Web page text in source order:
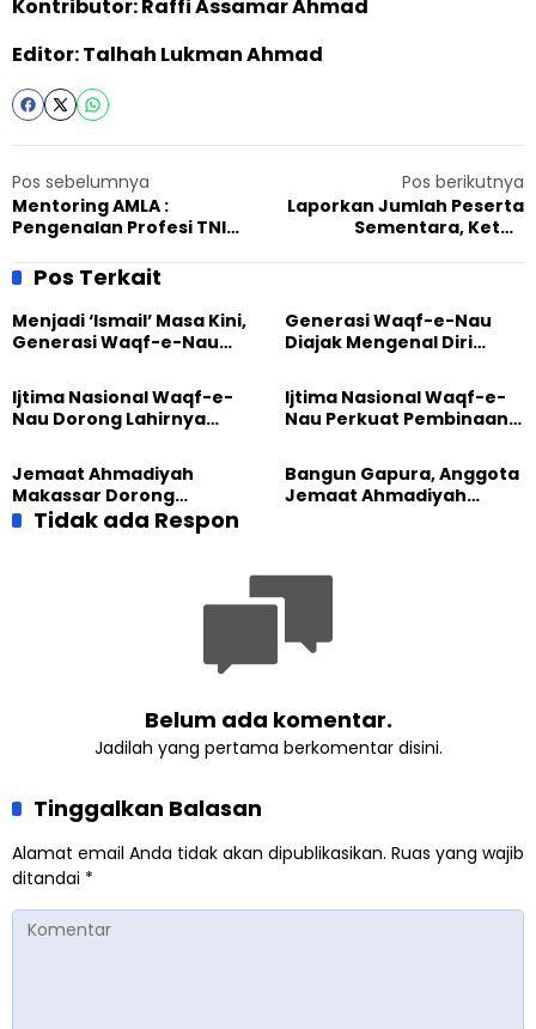
Kontributor: Raffi Assamar Ahmad
Editor: Talhah Lukman Ahmad
Pos sebelumnya
Mentoring AMLA :
Pengenalan Profesi TNI
Pos berikutnya
Laporkan Jumlah Peserta
Sementara, Ketua
2022: 4.964 Terdaftar
Pos Terkait
Menjadi ‘Ismail’ Masa Kini,
Generasi Waqf-e-Nau
Pengabdian
Generasi Waqf-e-Nau
Diajak Mengenal Diri
Dunia
Ijtima Nasional Waqf-e-
Nau Dorong Lahirnya
Ijtima Nasional Waqf-e-
Nau Perkuat Pembinaan
Jemaat Ahmadiyah
Makassar Dorong
Kesadaran Lingkungan
Lewat Edukasi Ekoteologi
Bangun Gapura, Anggota
Jemaat Ahmadiyah
Tidak ada Respon
Belum ada komentar.
Jadilah yang pertama berkomentar disini.
Tinggalkan Balasan
Alamat email Anda tidak akan dipublikasikan. Ruas yang wajib
ditandai *